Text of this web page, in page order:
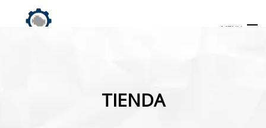
MENU
TIENDA